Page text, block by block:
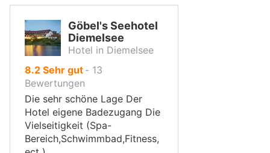
Göbel's Seehotel
Diemelsee
Hotel in Diemelsee
8.2 von
10,
Sehr gut ‐ 13
Bewertungen
Die sehr schöne Lage Der
Hotel eigene Badezugang Die
Vielseitigkeit (Spa-
Bereich,Schwimmbad,Fitness,